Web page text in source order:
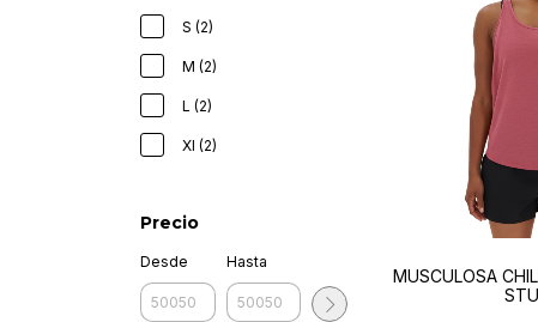
S (2)
M (2)
L (2)
Xl (2)
Precio
Desde Hasta
MUSCULOSA